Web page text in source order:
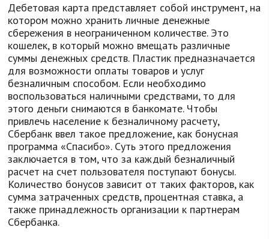
Дебетовая карта представляет собой инструмент, на
котором можно хранить личные денежные
сбережения в неограниченном количестве. Это
кошелек, в который можно вмещать различные
суммы денежных средств. Пластик предназначается
для возможности оплаты товаров и услуг
безналичным способом. Если необходимо
воспользоваться наличными средствами, то для
этого деньги снимаются в банкомате. Чтобы
привлечь население к безналичному расчету,
Сбербанк ввел такое предложение, как бонусная
программа «Спасибо». Суть этого предложения
заключается в том, что за каждый безналичный
расчет на счет пользователя поступают бонусы.
Количество бонусов зависит от таких факторов, как
сумма затраченных средств, процентная ставка, а
также принадлежность организации к партнерам
Сбербанка.